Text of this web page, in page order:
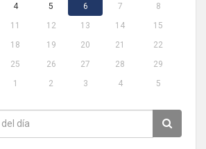
4 5 6 7
8
11 12 13 14
15
18 19 20 21
22
25 26 27 28
29
1 2 3 4 5